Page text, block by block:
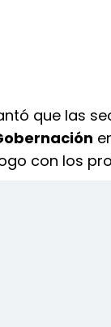
que las
con los